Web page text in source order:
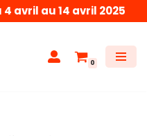
avril au 14 avril 2025
0